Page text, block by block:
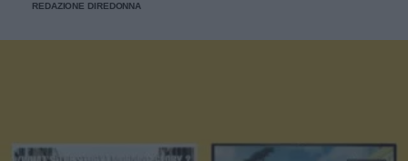
REDAZIONE DIREDONNA